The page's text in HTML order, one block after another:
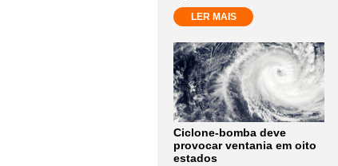
LER MAIS
Ciclone-bomba deve
provocar ventania em oito
estados